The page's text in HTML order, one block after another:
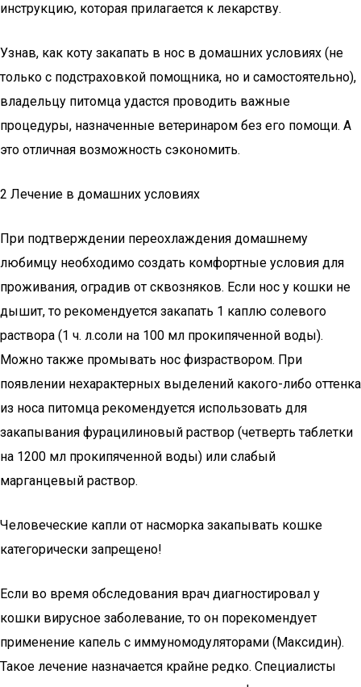
инструкцию, которая прилагается к лекарству.
Узнав, как коту закапать в нос в домашних условиях (не
только с подстраховкой помощника, но и самостоятельно),
владельцу питомца удастся проводить важные
процедуры, назначенные ветеринаром без его помощи. А
это отличная возможность сэкономить.
2 Лечение в домашних условиях
При подтверждении переохлаждения домашнему
любимцу необходимо создать комфортные условия для
проживания, оградив от сквозняков. Если нос у кошки не
дышит, то рекомендуется закапать 1 каплю солевого
раствора (1 ч. л.соли на 100 мл прокипяченной воды).
Можно также промывать нос физраствором. При
появлении нехарактерных выделений какого-либо оттенка
из носа питомца рекомендуется использовать для
закапывания фурацилиновый раствор (четверть таблетки
на 1200 мл прокипяченной воды) или слабый
марганцевый раствор.
Человеческие капли от насморка закапывать кошке
категорически запрещено!
Если во время обследования врач диагностировал у
кошки вирусное заболевание, то он порекомендует
применение капель с иммуномодуляторами (Максидин).
Такое лечение назначается крайне редко. Специалисты